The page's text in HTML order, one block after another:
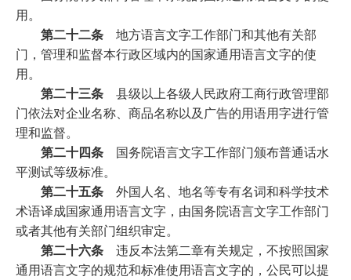
用。
第二十二条 地方语言文字工作部门和其他有关部
门，管理和监督本行政区域内的国家通用语言文字的使
用。
第二十三条 县级以上各级人民政府工商行政管理部
门依法对企业名称、商品名称以及广告的用语用字进行管
理和监督。
第二十四条 国务院语言文字工作部门颁布普通话水
平测试等级标准。
第二十五条 外国人名、地名等专有名词和科学技术
术语译成国家通用语言文字，由国务院语言文字工作部门
或者其他有关部门组织审定。
第二十六条 违反本法第二章有关规定，不按照国家
通用语言文字的规范和标准使用语言文字的，公民可以提